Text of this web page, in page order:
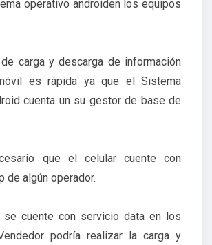
operativo androiden los equipos
carga y descarga de información
es rápida ya que el Sistema
cuenta un su gestor de base de
que el celular cuente con
de algún operador.
se cuente con servicio data en los
podría realizar la carga y